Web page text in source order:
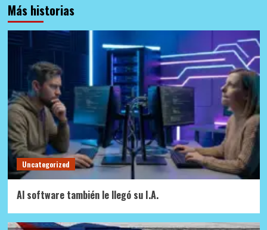
Más historias
Uncategorized
Al software también le llegó su I.A.